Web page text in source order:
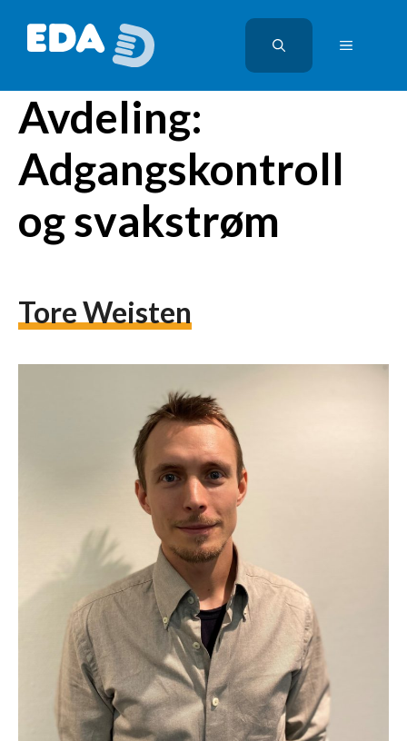
innhold
MENY
Avdeling:
Adgangskontroll
og svakstrøm
Tore Weisten